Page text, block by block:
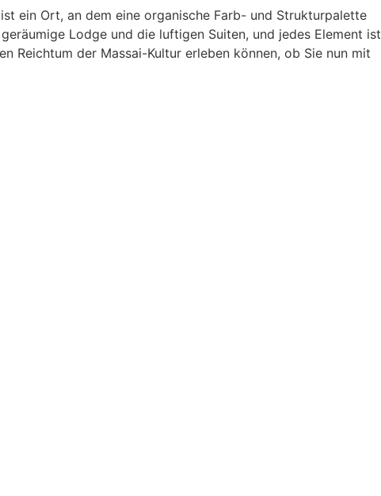
ein Ort, an dem eine organische Farb- und Strukturpalette
Lodge und die luftigen Suiten, und jedes Element ist
Reichtum der Massai-Kultur erleben können, ob Sie nun mit